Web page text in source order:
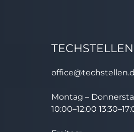
Montag –
10:00–12:00